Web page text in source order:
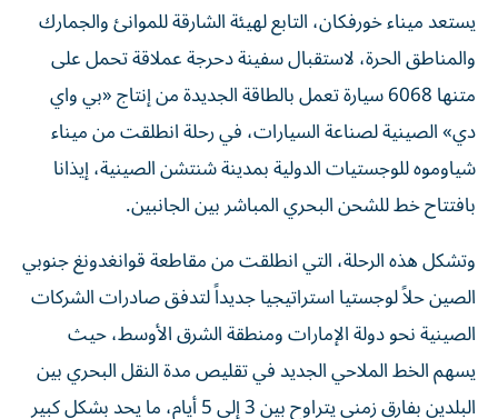
يستعد ميناء خورفكان، التابع لهيئة الشارقة للموانئ والجمارك
والمناطق الحرة، لاستقبال سفينة دحرجة عملاقة تحمل على
متنها 6068 سيارة تعمل بالطاقة الجديدة من إنتاج «بي واي
دي» الصينية لصناعة السيارات، في رحلة انطلقت من ميناء
شياوموه للوجستيات الدولية بمدينة شنتشن الصينية، إيذانا
بافتتاح خط للشحن البحري المباشر بين الجانبين.
وتشكل هذه الرحلة، التي انطلقت من مقاطعة قوانغدونغ جنوبي
الصين حلاً لوجستيا استراتيجيا جديداً لتدفق صادرات الشركات
الصينية نحو دولة الإمارات ومنطقة الشرق الأوسط، حيث
يسهم الخط الملاحي الجديد في تقليص مدة النقل البحري بين
البلدين بفارق زمني يتراوح بين 3 إلى 5 أيام، ما يحد بشكل كبير